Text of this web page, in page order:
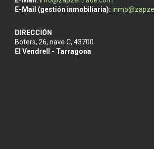
E-Mail (gestión inmobiliaria):
DIRECCIÓN
Boters, 26, nave C, 43700
El Vendrell - Tarragona